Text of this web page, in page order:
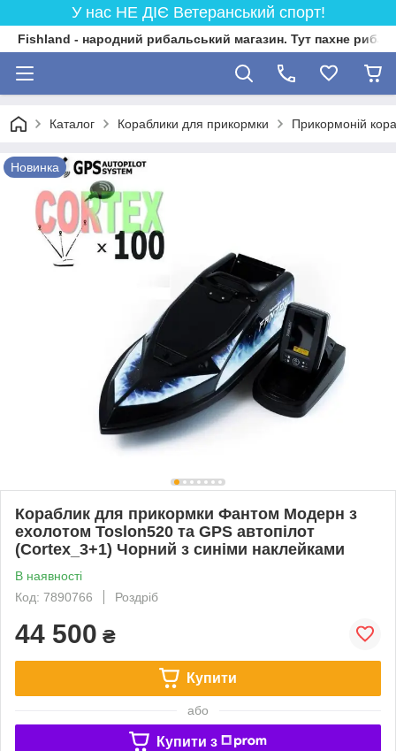
У нас НЕ ДІЄ Ветеранський спорт!
Fishland - народний рибальський магазин. Тут пахне
Каталог Кораблики для прикормки Прикормоній
Новинка
Кораблик для прикормки Фантом Модерн з
ехолотом Toslon520 та GPS автопілот
(Cortex_3+1) Чорний з синіми наклейками
В наявності
Код: 7890766
Роздріб
44 500 ₴
Купити
або
Купити з